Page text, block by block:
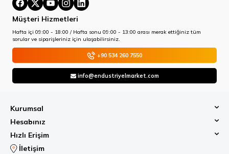
Müşteri Hizmetleri
Hafta içi 09:00 - 18:00 / Hafta sonu 09:00 - 13:00 arası merak ettiğiniz tüm
sorular ve siparişleriniz için ulaşabilirsiniz.
+90 534 260 7550
info@endustriyelmarket.com
Kurumsal
Hesabınız
Hızlı Erişim
İletişim